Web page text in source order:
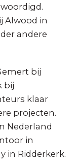
Alwood in
andere
bij
bij
klaar
projecten.
Nederland
in
in Ridderkerk.